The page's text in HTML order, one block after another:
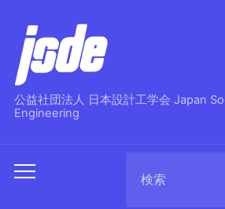
公益社団法人 日本設計工学会 Japan
Engineering
Toggle
for: